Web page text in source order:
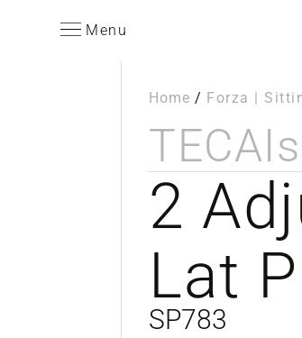
Menu
Home / Forza |
TECA
2
Lat
SP783